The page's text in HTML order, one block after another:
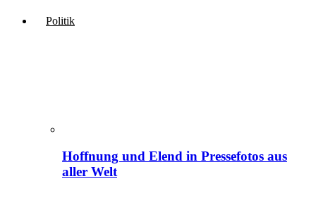
Politik
Hoffnung und Elend in Pressefotos aus
aller Welt